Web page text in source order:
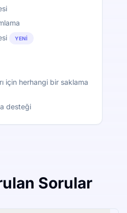
YENI
için herhangi bir saklama
desteği
Sorular